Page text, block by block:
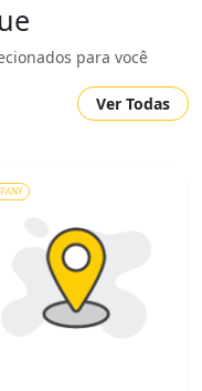
para você
Ver Todas